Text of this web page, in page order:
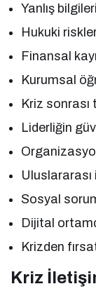
Yanlış
Hukuki
Finansal
Kurumsal
Kriz sonrası
Liderliğin
Uluslararası
Sosyal
Dijital
Krizden
Kriz